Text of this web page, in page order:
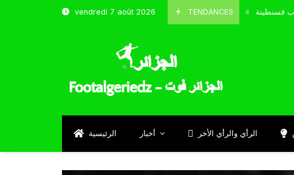
vendredi 7 août 2026 TENDANCES
Octobre 8, 2024 و شباب قسنطينة
الرئيسية أخبار الرأي والرأي الأخر